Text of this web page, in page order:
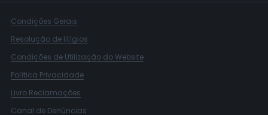
Condições Gerais
Resolução de litígios
Condições de Utilização do Website
Política Privacidade
Livro Reclamações
Canal de Denúncias